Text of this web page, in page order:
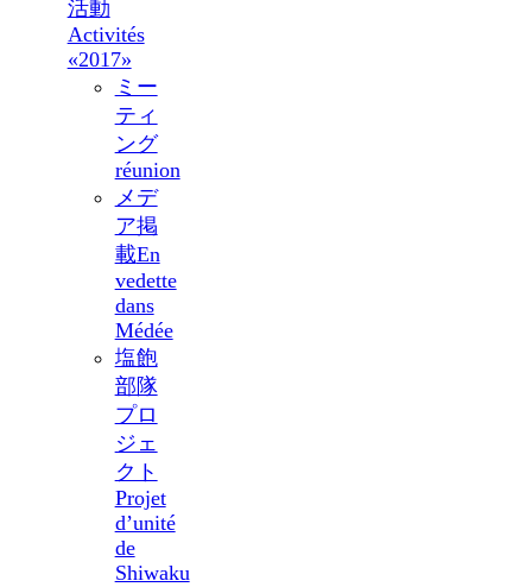
活動
Activités
«2017»
ミー
ティ
ング
réunion
メデ
ア掲
載En
vedette
dans
Médée
塩飽
部隊
プロ
ジェ
クト
Projet
d’unité
de
Shiwaku